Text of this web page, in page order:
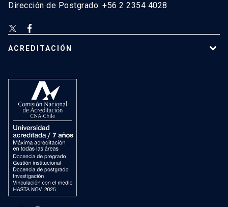
Dirección de Postgrado: +56 2 2354 4028
ACREDITACIÓN